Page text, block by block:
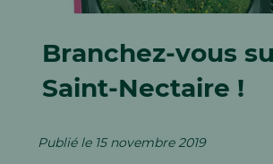
Jobs & Carrière
Branchez-vous
Saint-Nectaire !
Publié le 15 novembre 2019